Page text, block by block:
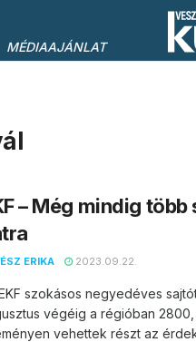
MÉDIAAJÁNLAT
– Még mindig
ERIKA 2023.09.22.
szokásos negyedéves
végéig a régióban
vehettek részt az